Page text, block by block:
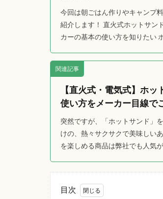
今回は朝ごはん作りやキャンプ
紹介します！ 直火式ホットサン
カーの基本の使い方を知りたい
関連記事
【直火式・電気式】ホ
使い方をメーカー目線で
突然ですが、「ホットサンド」
けの、熱々サクサクで美味しい
を楽しめる商品は弊社でも人気
目次